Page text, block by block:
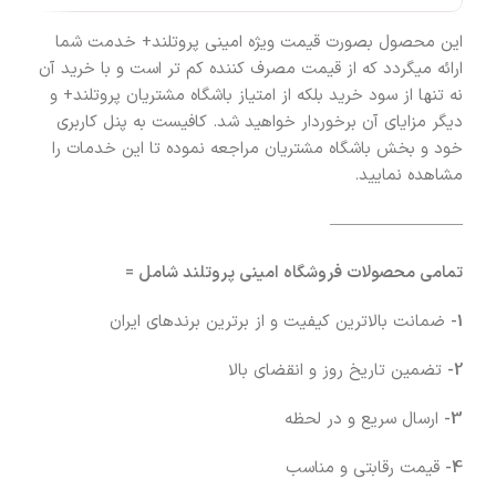
این محصول بصورت قیمت ویژه امینی پروتلند+ خدمت شما
ارائه میگردد که از قیمت مصرف کننده کم تر است و با خرید آن
نه تنها از سود خرید بلکه از امتیاز باشگاه مشتریان پروتلند+ و
دیگر مزایای آن برخوردار خواهید شد. کافیست به پنل کاربری
خود و بخش باشگاه مشتریان مراجعه نموده تا این خدمات را
مشاهده نمایید.
————————
تمامی محصولات فروشگاه امینی پروتلند شامل =
1- ضمانت بالاترین کیفیت و از برترین برندهای ایران
2- تضمین تاریخ روز و انقضای بالا
3- ارسال سریع و در لحظه
4- قیمت رقابتی و مناسب